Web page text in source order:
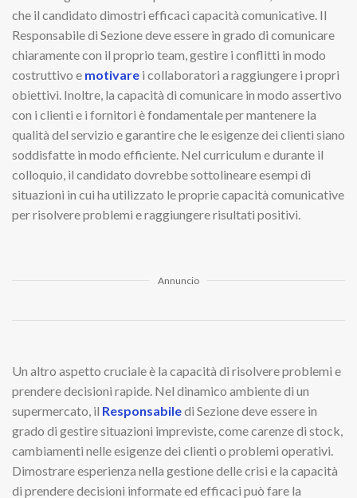
che il candidato dimostri efficaci capacità comunicative. Il
Responsabile di Sezione deve essere in grado di comunicare
chiaramente con il proprio team, gestire i conflitti in modo
costruttivo e motivare i collaboratori a raggiungere i propri
obiettivi. Inoltre, la capacità di comunicare in modo assertivo
con i clienti e i fornitori è fondamentale per mantenere la
qualità del servizio e garantire che le esigenze dei clienti siano
soddisfatte in modo efficiente. Nel curriculum e durante il
colloquio, il candidato dovrebbe sottolineare esempi di
situazioni in cui ha utilizzato le proprie capacità comunicative
per risolvere problemi e raggiungere risultati positivi.
Annuncio
Un altro aspetto cruciale è la capacità di risolvere problemi e
prendere decisioni rapide. Nel dinamico ambiente di un
supermercato, il Responsabiledi Sezione deve essere in
grado di gestire situazioni impreviste, come carenze di stock,
cambiamenti nelle esigenze dei clienti o problemi operativi.
Dimostrare esperienza nella gestione delle crisi e la capacità
di prendere decisioni informate ed efficaci può fare la